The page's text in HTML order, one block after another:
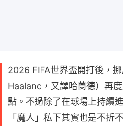
2026 FIFA世界盃開打後，
Haaland，又譯哈蘭德）再
點。不過除了在球場上持續
「魔人」私下其實也是不折